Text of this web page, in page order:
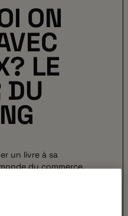
ON
LE
DU
un livre à sa
du commerce,